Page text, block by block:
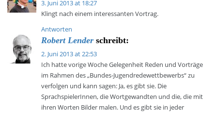
3. Juni 2013 at 18:27
Klingt nach einem interessanten Vortrag.
Antworten
Robert Lender schreibt:
2. Juni 2013 at 22:53
Ich hatte vorige Woche Gelegenheit Reden und Vorträge
im Rahmen des „Bundes-Jugendredewettbewerbs“ zu
verfolgen und kann sagen: Ja, es gibt sie. Die
SprachspielerInnen, die Wortgewandten und die, die mit
ihren Worten Bilder malen. Und es gibt sie in jeder